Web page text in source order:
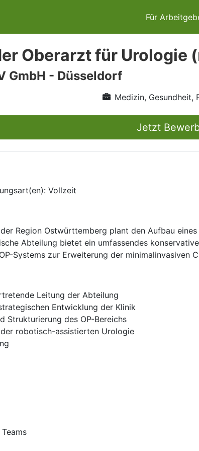
Für
Oberarzt für Urologie
GmbH - Düsseldorf
Medizin, Gesundheit,
Jetzt
Vollzeit
Region Ostwürttemberg plant den Aufbau
Abteilung bietet ein umfassendes
Systems zur Erweiterung der minimalinvasiven
Leitung der Abteilung
Entwicklung der Klinik
Strukturierung des OP-Bereichs
robotisch-assistierten Urologie